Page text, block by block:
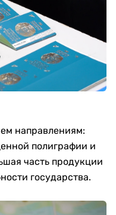
направлениям:
полиграфии и
часть продукции
государства.